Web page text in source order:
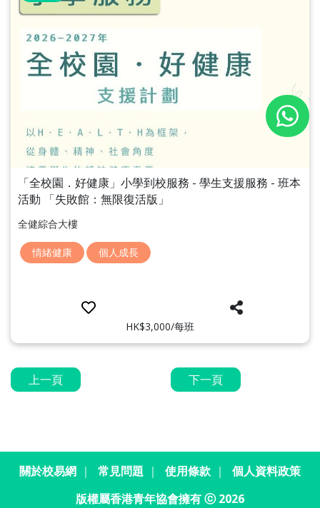
「全校園．好健康」小學到校服務 - 學生支援服務 - 班本
活動 「失敗館：無限復活版」
全健綜合大樓
情緒健康 個人成長
HK$3,000/每班
上一頁 下一頁
版權屬香港青年協會擁有 ⓒ 2026
關於校易網 ｜ 常見問題 ｜ 使用條款 ｜ 個人資料政策